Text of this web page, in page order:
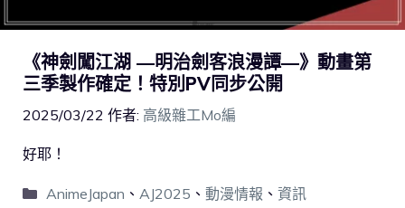
《神劍闖江湖 ―明治劍客浪漫譚―》動畫第
三季製作確定！特別PV同步公開
2025/03/22 作者: 高級雜工Mo編
好耶！
AnimeJapan 、 AJ2025 、 動漫情報 、 資訊